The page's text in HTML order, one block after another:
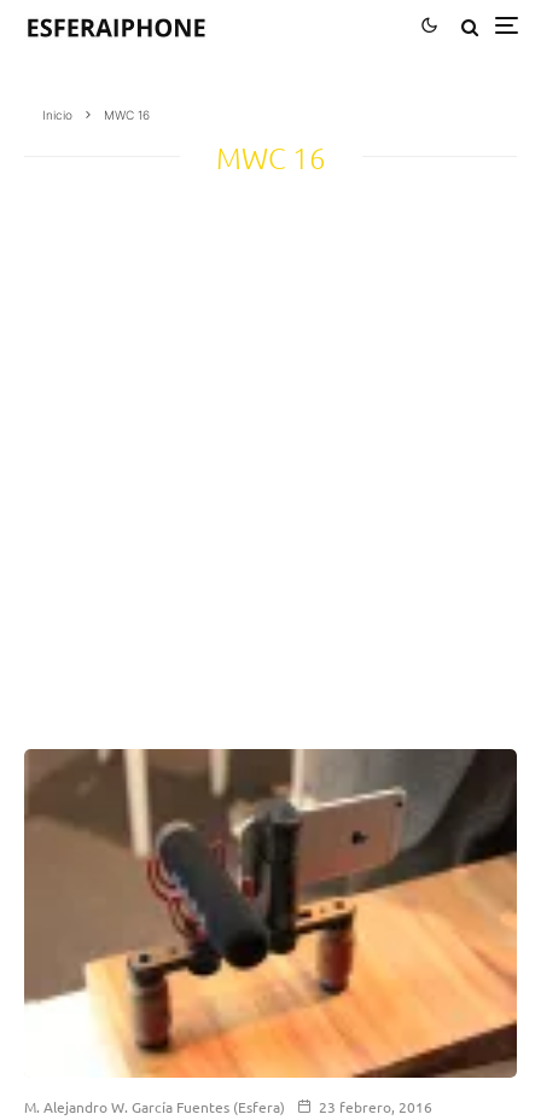
Inicio MWC 16
MWC 16
M. Alejandro W. García Fuentes (Esfera)
23 febrero, 2016